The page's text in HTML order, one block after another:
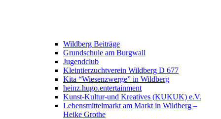
Wildberg Beiträge
Grundschule am Burgwall
Jugendclub
Kleintierzuchtverein Wildberg D 677
Kita “Wiesenzwerge” in Wildberg
heinz.hugo.entertainment
Kunst-Kultur-und Kreatives (KUKUK) e.V.
Lebensmittelmarkt am Markt in Wildberg –
Heike Grothe